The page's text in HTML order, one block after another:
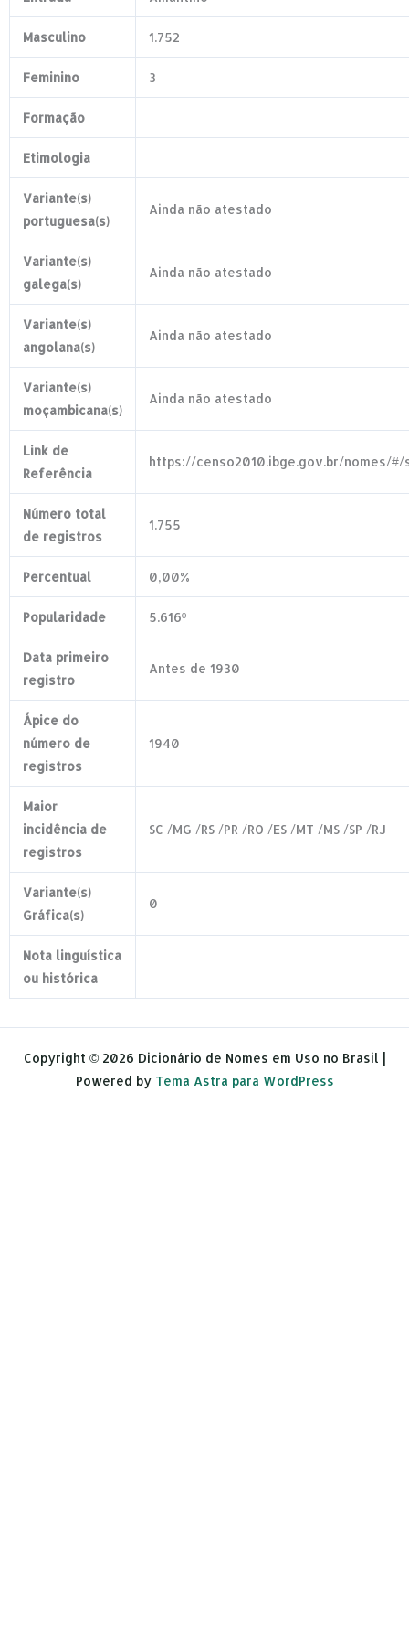
Masculino 1.752
Feminino 3
Formação
Etimologia
Variante(s)
portuguesa(s)
Ainda não atestado
Variante(s)
galega(s)
Ainda não atestado
Variante(s)
angolana(s)
Ainda não atestado
Variante(s)
moçambicana(s)
Ainda não atestado
Link de
Referência
https://censo2010.ibge.gov.br/nomes/
Número total
de registros
1.755
Percentual 0,00%
Popularidade 5.616º
Data primeiro
registro
Antes de 1930
Ápice do
número de
registros
1940
Maior
incidência de
registros
SC /MG /RS /PR /RO /ES /MT /MS /SP /RJ
Variante(s)
Gráfica(s)
0
Nota linguística
ou histórica
Copyright © 2026 Dicionário de Nomes em Uso no Brasil |
Powered by Tema Astra para WordPress